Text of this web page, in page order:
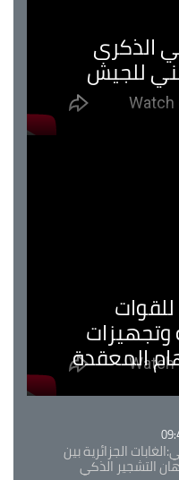
الذكرى
للجيش
المعقدة
الجزائرية بين
التشجير الذكي